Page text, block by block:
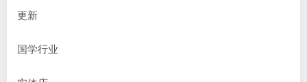
更新
国学行业